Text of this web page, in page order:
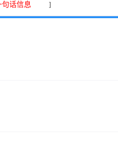
话信息 ]